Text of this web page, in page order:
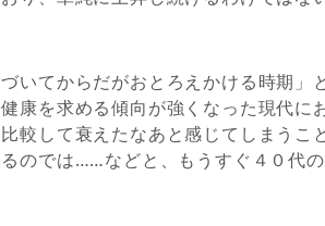
いてからだがおとろえかける時期」
康を求める傾向が強くなった現代に
較して衰えたなあと感じてしまうこ
のでは……などと、もうすぐ４０代